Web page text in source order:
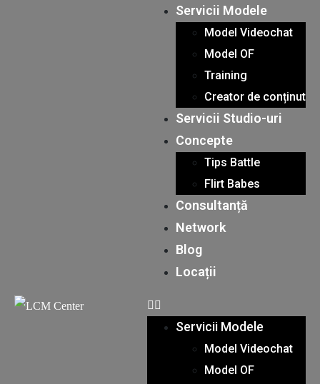
Servicii Modele
Model Videochat
Model OF
Training
Creator de conținut
Servicii Studio-uri
Concepte
Tips Battle
Flirt Babes
Consultanță
Network
Blog
Locații
Servicii Modele
Model Videochat
Model OF